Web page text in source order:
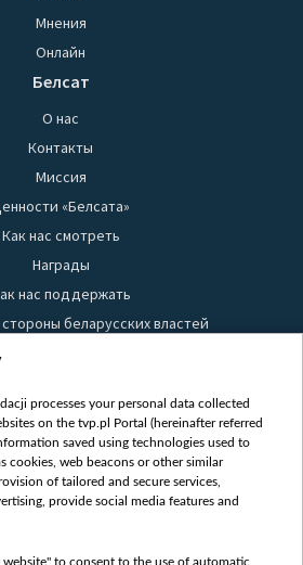
Мнения
Онлайн
Белсат
О нас
Контакты
Миссия
«Белсата»
Как нас смотреть
Награды
нас поддержать
беларусских властей
материалов
Безопасность
Youtube
Белсат news
Белсат Life
processes your personal data collected
on the tvp.pl Portal (hereinafter referred
saved using technologies used to
cookies, web beacons or other similar
of tailored and secure services,
provide social media features and
to consent to the use of automatic